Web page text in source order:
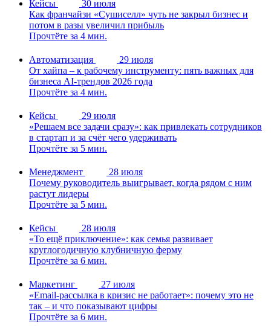
Кейсы
30 июля
Как франчайзи «Сушиселл» чуть не закрыл бизнес и
потом в разы увеличил прибыль
Прочтёте за 4 мин.
Автоматизация
29 июля
От хайпа – к рабочему инструменту: пять важных для
бизнеса AI-трендов 2026 года
Прочтёте за 4 мин.
Кейсы
29 июля
«Решаем все задачи сразу»: как привлекать сотрудников
в стартап и за счёт чего удерживать
Прочтёте за 5 мин.
Менеджмент
28 июля
Почему руководитель выигрывает, когда рядом с ним
растут лидеры
Прочтёте за 5 мин.
Кейсы
28 июля
«То ещё приключение»: как семья развивает
круглогодичную клубничную ферму
Прочтёте за 6 мин.
Маркетинг
27 июля
«Email-рассылка в кризис не работает»: почему это не
так – и что показывают цифры
Прочтёте за 6 мин.